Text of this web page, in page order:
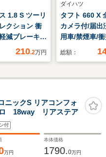
1.8 S ツーリ
クション 衝
減ブレーキ/
キー/ETC/バ
210.2万円
ダイハツ
タフト 660 X
カメラ付/届出
用車/禁煙車/
軽減ブレーキ/
イト/オートエ
コーナーセン
ルフラット/
ー
総額：
ックS リアコンフォ
ロ 18way リアステア
付
万円
本体価格
1790.0万円